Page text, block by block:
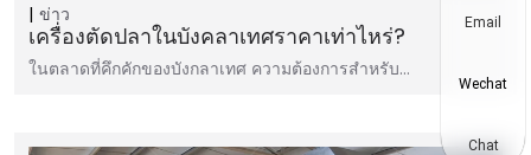
ข่าว
เครื่องตัดปลาในบังคลาเทศราคาเท่าไหร่?
ในตลาดที่คึกคักของบังกลาเทศ ความต้องการสำหรับ…
Email
Wechat
Chat